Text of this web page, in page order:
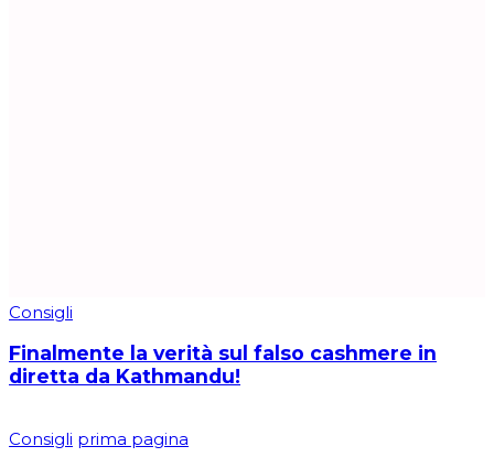
Consigli
Finalmente la verità sul falso cashmere in
diretta da Kathmandu!
Consigli prima pagina